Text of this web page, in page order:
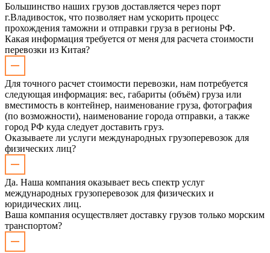
Большинство наших грузов доставляется через порт
г.Владивосток, что позволяет нам ускорить процесс
прохождения таможни и отправки груза в регионы РФ.
Какая информация требуется от меня для расчета стоимости
перевозки из Китая?
Для точного расчет стоимости перевозки, нам потребуется
следующая информация: вес, габариты (объём) груза или
вместимость в контейнер, наименование груза, фотография
(по возможности), наименование города отправки, а также
город РФ куда следует доставить груз.
Оказываете ли услуги международных грузоперевозок для
физических лиц?
Да. Наша компания оказывает весь спектр услуг
международных грузоперевозок для физических и
юридических лиц.
Ваша компания осуществляет доставку грузов только морским
транспортом?